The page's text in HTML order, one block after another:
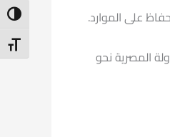
على الموارد.
المصرية نحو